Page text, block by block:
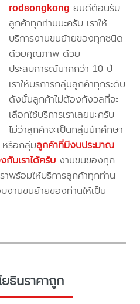
rodsongkong ยินดีต้อนรับ
ลูกค้าทุกท่านนะครับ เราให้
บริการงานขนย้ายของทุกชนิด
ด้วยคุณภาพ ด้วย
ประสบการณ์มากกว่า 10 ปี
เราให้บริการกลุ่มลูกค้าทุกระดับ
ดังนั้นลูกค้าไม่ต้องกังวลที่จะ
เลือกใช้บริการเราเลยนะครับ
ไม่ว่าลูกค้าจะเป็นกลุ่มนักศึกษา
รือกลุ่มลูกค้าที่มีงบประมาณ
กับเราได้ครับ งานขนของทุก
าพร้อมให้บริการลูกค้าทุกท่าน
งานขนย้ายของท่านให้เป็น
ธินราคาถูก